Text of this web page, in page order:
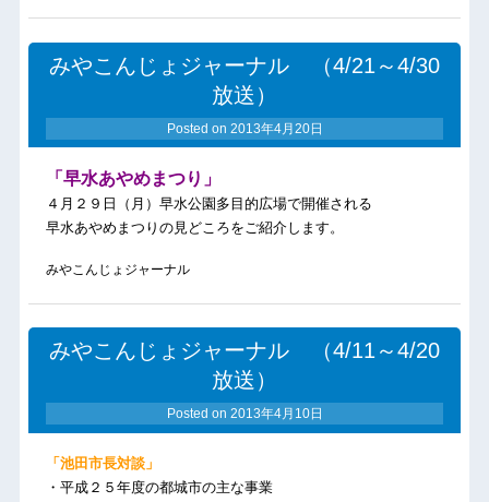
みやこんじょジャーナル （4/21～4/30
放送）
Posted on 2013年4月20日
「早水あやめまつり」
４月２９日（月）早水公園多目的広場で開催される
早水あやめまつりの見どころをご紹介します。
みやこんじょジャーナル
みやこんじょジャーナル （4/11～4/20
放送）
Posted on 2013年4月10日
「池田市長対談」
・平成２５年度の都城市の主な事業